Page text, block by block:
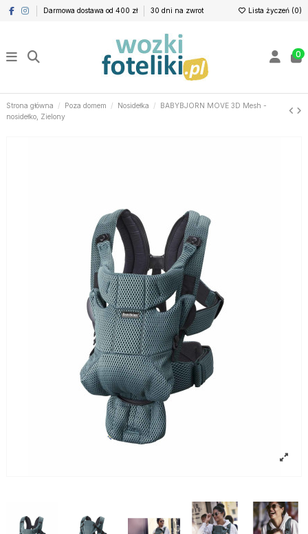
Darmowa dostawa od 400 zł 30 dni na zwrot Lista życzeń (0)
0
Strona główna Poza domem Nosidełka
BABYBJORN MOVE 3D Mesh -
nosidełko, Zielony